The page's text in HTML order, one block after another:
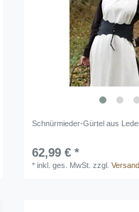
Schnürmieder-Gürtel aus
62,99 € *
*inkl. ges. MwSt. zzgl.